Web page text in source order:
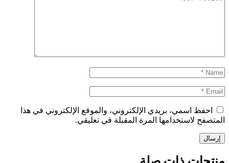
احفظ اسمي، بريدي الإلكتروني، والموقع الإلكتروني في هذا
المتصفح لاستخدامها المرة المقبلة في تعليقي.